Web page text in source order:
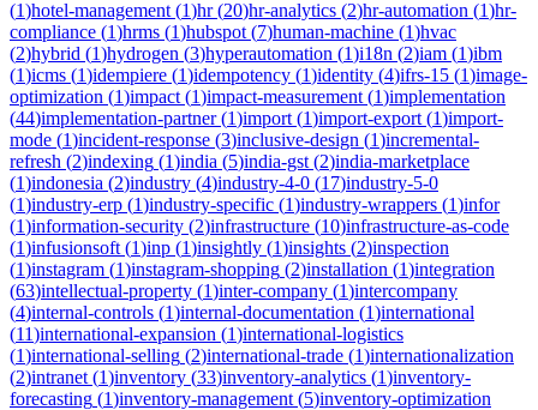
(1)hotel-management (1)hr(20)hr-analytics (2)hr-automation (1)hr-
compliance (1)hrms (1)hubspot (7)human-machine (1)hvac
(2)hybrid (1)hydrogen (3)hyperautomation (1)i18n (2)iam (1)ibm
(1)icms (1)idempiere (1)idempotency (1)identity (4)ifrs-15 (1)image-
optimization (1)impact (1)impact-measurement (1)implementation
(44)implementation-partner(1)import (1)import-export (1)import-
mode (1)incident-response (3)inclusive-design (1)incremental-
refresh (2)indexing (1)india (5)india-gst (2)india-marketplace
(1)indonesia (2)industry (4)industry-4-0 (17)industry-5-0
(1)industry-erp (1)industry-specific (1)industry-wrappers (1)infor
(1)information-security (2)infrastructure (10)infrastructure-as-code
(1)infusionsoft (1)inp (1)insightly (1)insights (2)inspection
(1)instagram (1)instagram-shopping (2)installation (1)integration
(63)intellectual-property (1)inter-company (1)intercompany
(4)internal-controls (1)internal-documentation (1)international
(11)international-expansion (1)international-logistics
(1)international-selling (2)international-trade (1)internationalization
(2)intranet (1)inventory (33)inventory-analytics (1)inventory-
forecasting (1)inventory-management (5)inventory-optimization